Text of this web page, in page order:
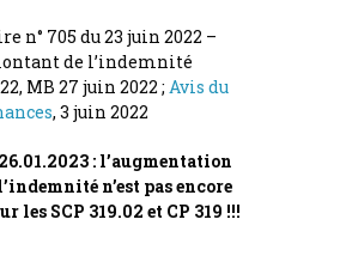
n° 705 du 23 juin 2022 –
de l’indemnité
MB 27 juin 2022 ;Avis du
, 3 juin 2022
: l’augmentation
n’est pas encore
les SCP 319.02 et CP 319 !!!